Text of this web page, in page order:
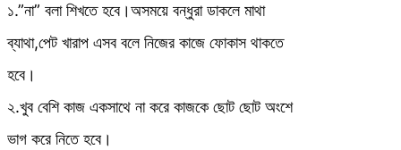
১.”না” বলা শিখতে হবে।অসময়ে বন্ধুরা ডাকলে মাথা
ব্যাথা,পেট খারাপ এসব বলে নিজের কাজে ফোকাস থাকতে
হবে।
২.খুব বেশি কাজ একসাথে না করে কাজকে ছোট ছোট অংশে
ভাগ করে নিতে হবে।